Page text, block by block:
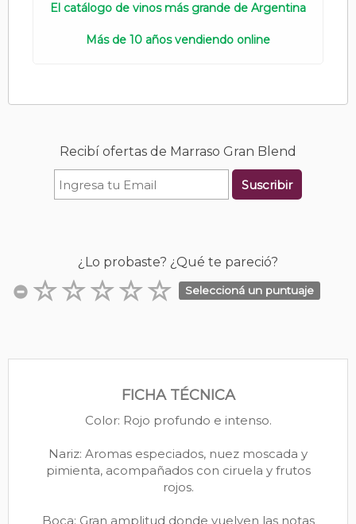
El catálogo de vinos más grande de Argentina
Más de 10 años vendiendo online
Recibí ofertas de Marraso Gran Blend
Suscribir
¿Lo probaste? ¿Qué te pareció?
Seleccioná un puntuaje
FICHA TÉCNICA
Color: Rojo profundo e intenso.
Nariz: Aromas especiados, nuez moscada y
pimienta, acompañados con ciruela y frutos
rojos.
Boca: Gran amplitud donde vuelven las notas